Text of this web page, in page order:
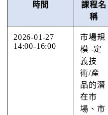
時間
課程名
稱
2026-01-27
14:00-16:00
市場規
模 -定
義技
術/產
品的潛
在市
場、市